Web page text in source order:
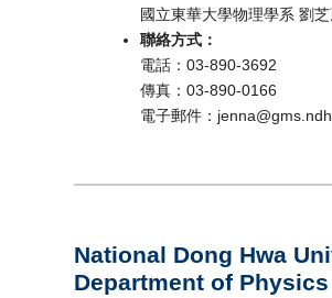
國立東華大學物理學系 劉
聯絡方式：
電話：03-890-3692
傳真：03-890-0166
電子郵件：
National Dong Hwa
Department of Physics